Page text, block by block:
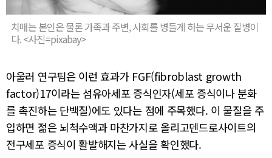
치매는 본인은 물론 가족과 주변, 사회를 병들게 하는 무서운 질병이
다. <사진=pixabay>
아울러 연구팀은 이런 효과가 FGF(fibroblast growth
factor)17이라는 섬유아세포 증식인자(세포 증식이나 분화
를 촉진하는 단백질)에도 있다는 점에 주목했다. 이 물질을 주
입하면 젊은 뇌척수액과 마찬가지로 올리고덴드로사이트의
전구세포 증식이 활발해지는 사실을 확인했다.